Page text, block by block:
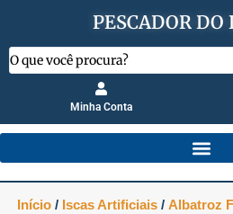
PESCADOR
Minha Conta
Início/ Iscas Artificiais/ Albatroz